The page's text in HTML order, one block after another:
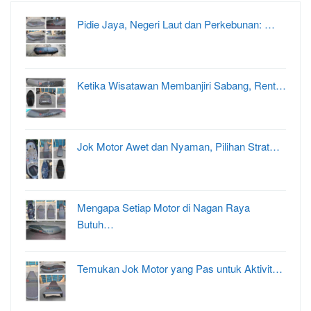
Pidie Jaya, Negeri Laut dan Perkebunan: …
Ketika Wisatawan Membanjiri Sabang, Rent…
Jok Motor Awet dan Nyaman, Pilihan Strat…
Mengapa Setiap Motor di Nagan Raya
Butuh…
Temukan Jok Motor yang Pas untuk Aktivit…